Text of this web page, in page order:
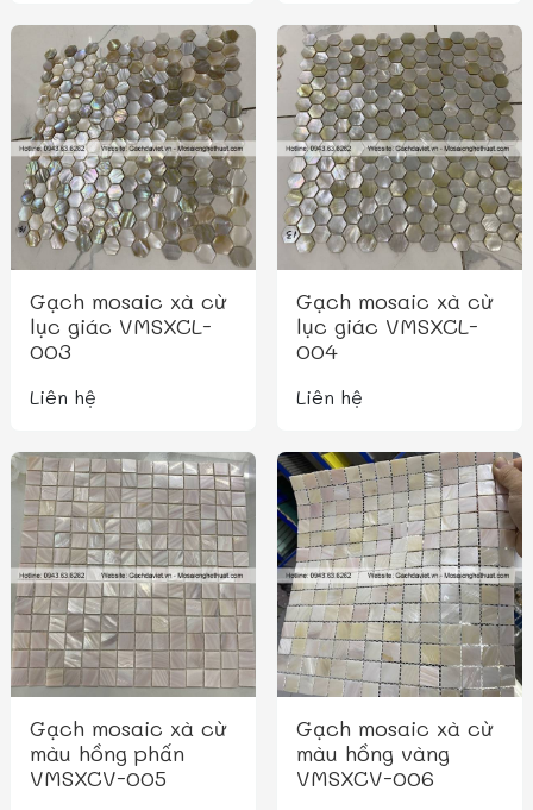
Gạch mosaic xà cừ
lục giác VMSXCL-
003
Liên hệ
Gạch mosaic xà cừ
lục giác VMSXCL-
004
Liên hệ
Gạch mosaic xà cừ
màu hồng phấn
VMSXCV-005
Gạch mosaic xà cừ
màu hồng vàng
VMSXCV-006